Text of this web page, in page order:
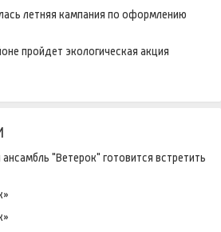
летняя кампания по оформлению
пройдет экологическая акция
"Ветерок" готовится встретить